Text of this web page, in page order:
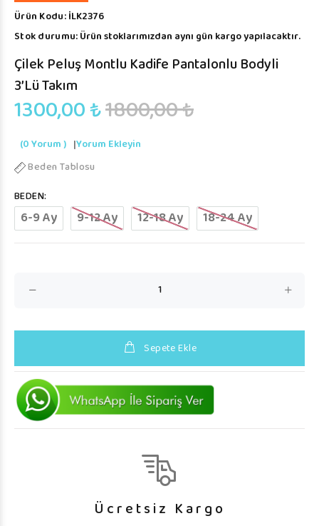
Ürün Kodu:İLK2376
Stok durumu:Ürün stoklarımızdan aynı gün kargo yapılacaktır.
Çilek Peluş Montlu Kadife Pantalonlu Bodyli
3’lü Takım
1300,00 ₺1800,00 ₺
(0 Yorum ) |Yorum Ekleyin
Beden Tablosu
BEDEN:
6-9 Ay 9-12 Ay 12-18 Ay 18-24 Ay
Sepete Ekle
Ücretsiz Kargo